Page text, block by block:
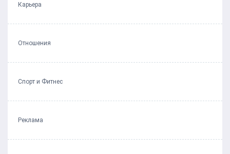
Карьера
Отношения
Спорт и Фитнес
Реклама